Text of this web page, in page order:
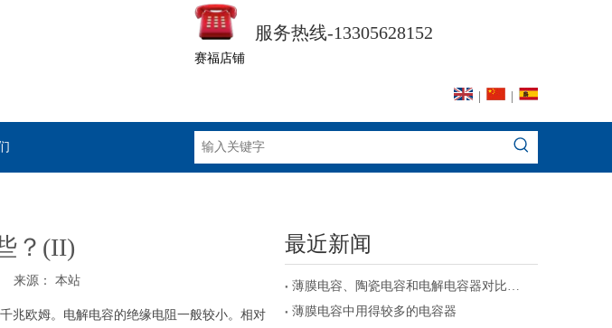
服务热线-13305628152
赛福店铺
？(II)
来源： 本站
兆欧姆。电解电容的绝缘电阻一般较小。相对
最近新闻
薄膜电容、陶瓷电容和电解电容器对比及注意事项
薄膜电容中用得较多的电容器